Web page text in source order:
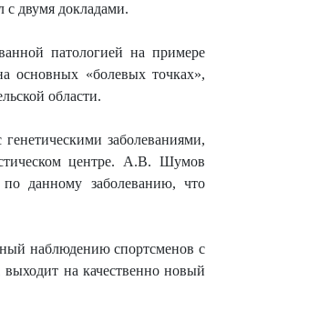
с двумя докладами.
патологией на примере
основных «болевых точках»,
области.
заболеваниями,
центре. А.В. Шумов
по данному заболеванию, что
наблюдению спортсменов с
на качественно новый